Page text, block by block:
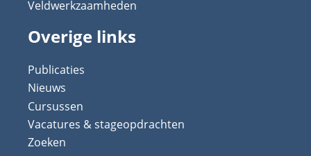
Veldwerkzaamheden
Overige links
Publicaties
Nieuws
Cursussen
Vacatures & stageopdrachten
Zoeken